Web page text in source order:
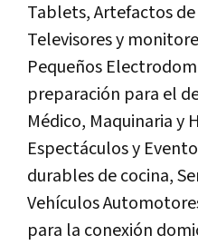
Tablets, Artefactos
Televisores y
Pequeños
preparación para el
Médico, Maquinaria y
Espectáculos y
durables de cocina,
Vehículos
para la conexión